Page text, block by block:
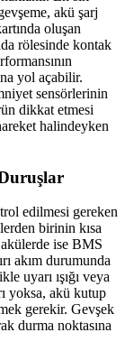
akü şarj
oluşan
rölesinde kontak
yol açabilir.
sensörlerinin
dikkat etmesi
halindeyken
edilmesi gereken
birinin kısa
ise BMS
akım durumunda
uyarı ışığı veya
yoksa, akü kutup
gerekir. Gevşek
durma noktasına